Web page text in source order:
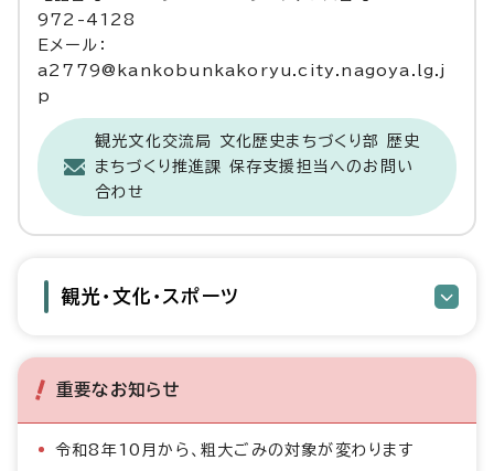
972-4128
Eメール：
a2779@kankobunkakoryu.city.nagoya.lg.j
p
観光文化交流局 文化歴史まちづくり部 歴史
まちづくり推進課 保存支援担当へのお問い
合わせ
観光・文化・スポーツ
重要なお知らせ
令和8年10月から、粗大ごみの対象が変わります